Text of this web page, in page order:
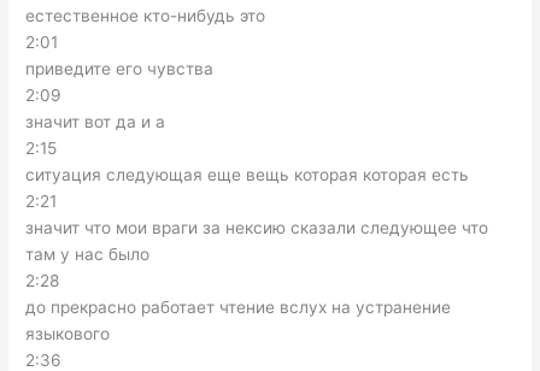
естественное кто-нибудь это
2:01
приведите его чувства
2:09
значит вот да и а
2:15
ситуация следующая еще вещь которая которая есть
2:21
значит что мои враги за нексию сказали следующее что
там у нас было
2:28
до прекрасно работает чтение вслух на устранение
языкового
2:36